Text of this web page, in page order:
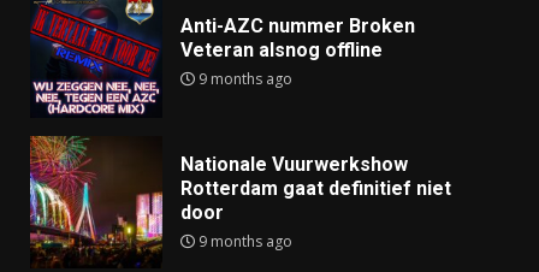
Anti-AZC nummer Broken
Veteran alsnog offline
9 months ago
Nationale Vuurwerkshow
Rotterdam gaat definitief niet
door
9 months ago